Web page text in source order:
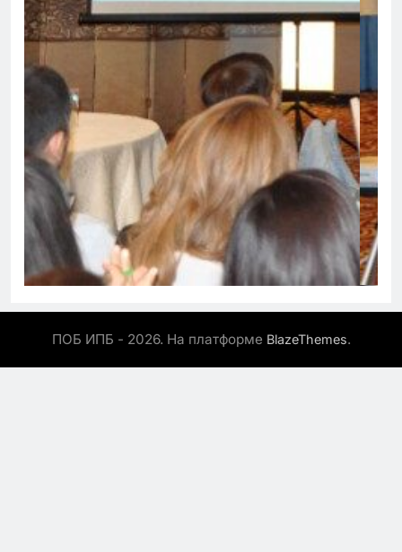
ПОБ ИПБ - 2026. На платформе BlazeThemes.